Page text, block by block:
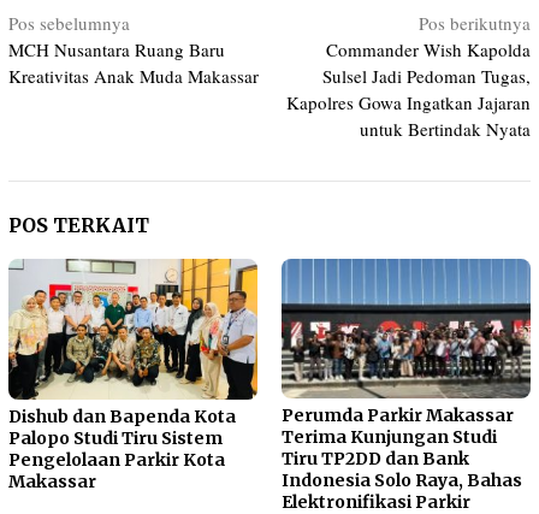
Navigasi
pos
Pos sebelumnya
MCH Nusantara Ruang Baru
Kreativitas Anak Muda Makassar
Pos berikutnya
Commander Wish Kapolda
Sulsel Jadi Pedoman Tugas,
Kapolres Gowa Ingatkan Jajaran
untuk Bertindak Nyata
POS TERKAIT
Dishub dan Bapenda Kota
Palopo Studi Tiru Sistem
Pengelolaan Parkir Kota
Makassar
Perumda Parkir Makassar
Terima Kunjungan Studi
Tiru TP2DD dan Bank
Indonesia Solo Raya, Bahas
Elektronifikasi Parkir